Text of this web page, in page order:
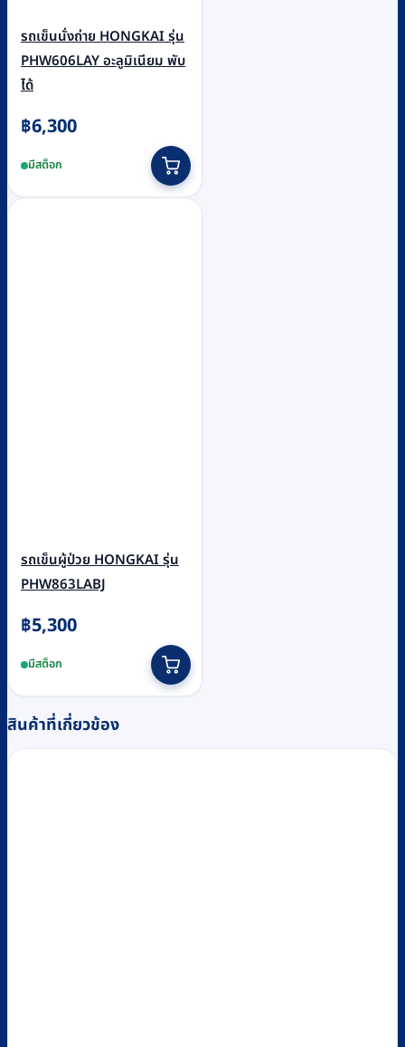
รถเข็นนั่งถ่าย HONGKAI รุ่น
PHW606LAY อะลูมิเนียม พับ
ได้
฿6,300
มีสต็อก
รถเข็นผู้ป่วย HONGKAI รุ่น
PHW863LABJ
฿5,300
มีสต็อก
สินค้าที่เกี่ยวข้อง